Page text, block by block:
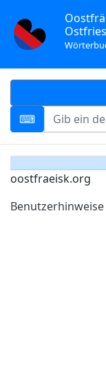
oostfraeisk.org
Benutzerhinweise